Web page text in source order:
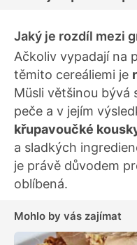
Jaký je rozdíl mezi
Ačkoliv vypadají na
těmito cereáliemi je
Müsli většinou bývá
peče a v jejím
křupavoučké
a sladkých
je právě důvodem
oblíbená.
Mohlo by vás zajímat